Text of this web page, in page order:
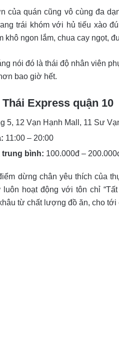
của quán cũng vô cùng đa
trái khóm với hủ tiếu xào
khô ngon lắm, chua cay ngọt,
nói đó là thái độ nhân viên
bao giờ hết.
Express quận 10
5, 12 Vạn Hạnh Mall, 11 Sư
11:00 – 20:00
trung bình: 100.000đ –
dừng chân yêu thích của
hoạt động với tôn chỉ
từ chất lượng đồ ăn, cho